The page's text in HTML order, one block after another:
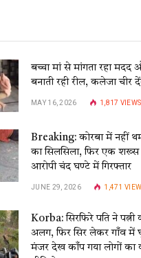
बच्चा मां से मांगता रहा
बनाती रही रील, कलेजा चीर
MAY 16, 2026 1,817 VIEWS
Breaking: कोरबा में नहीं थम
का सिलसिला, फिर एक शख्स
आरोपी चंद घण्टे में गिरफ्तार
JUNE 29, 2026 1,471
Korba: सिरफिरे पति ने पत्नी
अलग, फिर सिर लेकर गाँव में
मंजर देख काँप गया लोगों